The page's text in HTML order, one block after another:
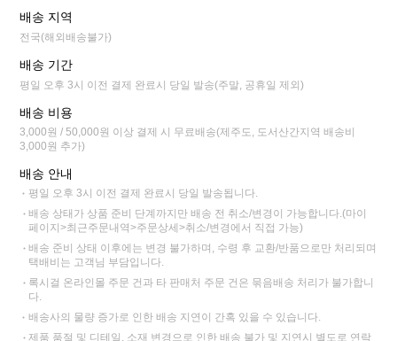
배송 지역
전국(해외배송불가)
배송 기간
평일 오후 3시 이전 결제 완료시 당일 발송(주말, 공휴일 제외)
배송 비용
3,000원 / 50,000원 이상 결제 시 무료배송(제주도, 도서산간지역 배송비
3,000원 추가)
배송 안내
평일 오후 3시 이전 결제 완료시 당일 발송됩니다.
배송 상태가 상품 준비 단계까지만 배송 전 취소/변경이 가능합니다.(마이
페이지>최근주문내역>주문상세>취소/변경에서 직접 가능)
배송 준비 상태 이후에는 변경 불가하며, 수령 후 교환/반품으로만 처리되며
택배비는 고객님 부담입니다.
록시걸 온라인몰 주문 건과 타 판매처 주문 건은 묶음배송 처리가 불가합니
다.
배송사의 물량 증가로 인한 배송 지연이 간혹 있을 수 있습니다.
제품 품절 및 디테일, 소재 변경으로 인한 배송 불가 및 지연시 별도로 연락